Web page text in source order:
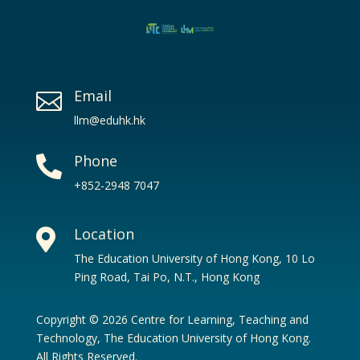
 Email
llm@eduhk.hk
 Phone
+852-2948 7047
 Location
The Education University of Hong Kong, 10 Lo
Ping Road, Tai Po, N.T., Hong Kong
Copyright © 2026 Centre for Learning, Teaching and
Technology, The Education University of Hong Kong.
All Rights Reserved.